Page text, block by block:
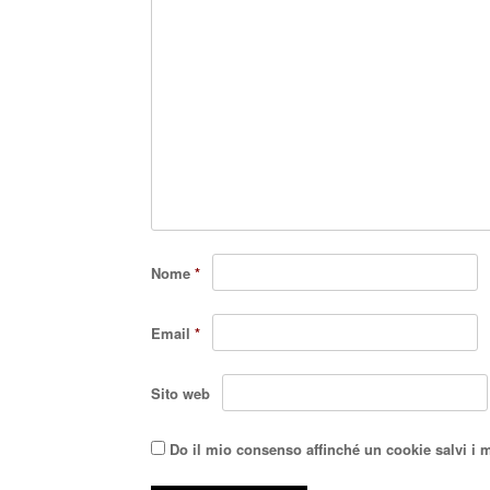
Nome *
Email *
Sito web
Do il mio consenso affinché un cookie salvi i